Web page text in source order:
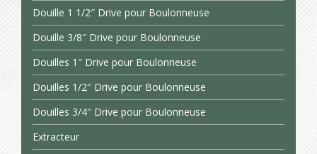
Douille 1 1/2″ Drive pour Boulonneuse
Douille 3/8″ Drive pour Boulonneuse
Douilles 1″ Drive pour Boulonneuse
Douilles 1/2″ Drive pour Boulonneuse
Douilles 3/4″ Drive pour Boulonneuse
Extracteur